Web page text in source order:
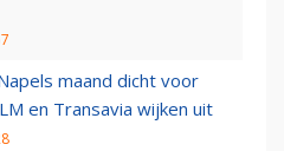
maand dicht voor
en Transavia wijken uit